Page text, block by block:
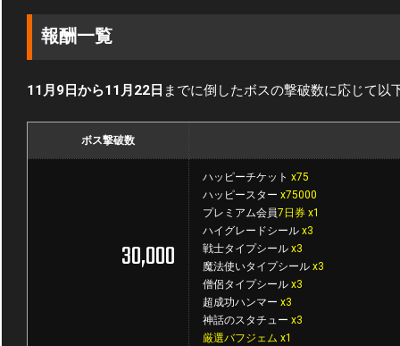
報酬一覧
11月9日から11月22日 までに倒したボスの撃破数に応じて以
ボス撃破数
30,000
ハッピーチケット x75
ハッピースター x75000
プレミアム会員7日券 x1
ハイグレードシール x3
戦士タイプシール x3
魔法使いタイプシール x3
僧侶タイプシール x3
超成功ハンマー x3
神話のスタチュー x3
厳選バフジェム x1